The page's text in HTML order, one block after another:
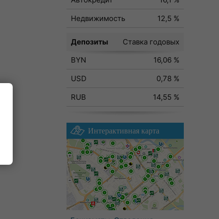
Недвижимость
12,5 %
Депозиты
Ставка годовых
BYN
16,06 %
USD
0,78 %
RUB
14,55 %
Интерактивная карта